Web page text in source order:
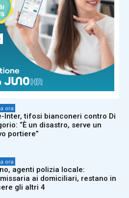
arrivi da Italia senza
cosa succede ai
ora
svela la profezia: “Una
con il rosario mi ha detto che
vinto due medaglie agli Europei”
ora
Inter, tifosi bianconeri contro Di
“È un disastro, serve un
portiere”
ora
agenti polizia locale:
ai domiciliari, restano in
gli altri 4